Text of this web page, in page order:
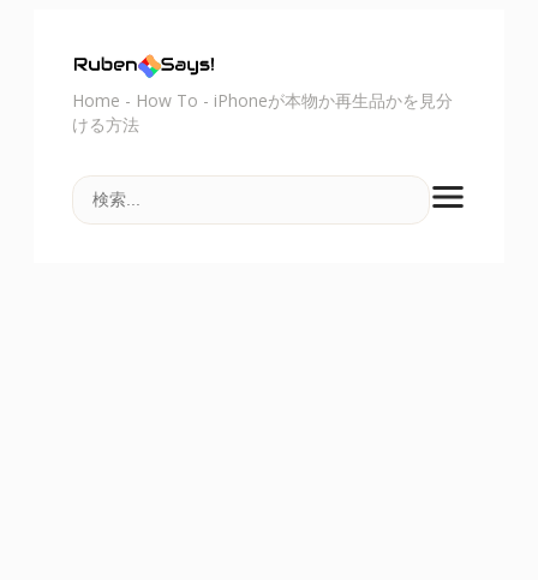
Home - How To - iPhoneが本物か再生品かを見分
ける方法